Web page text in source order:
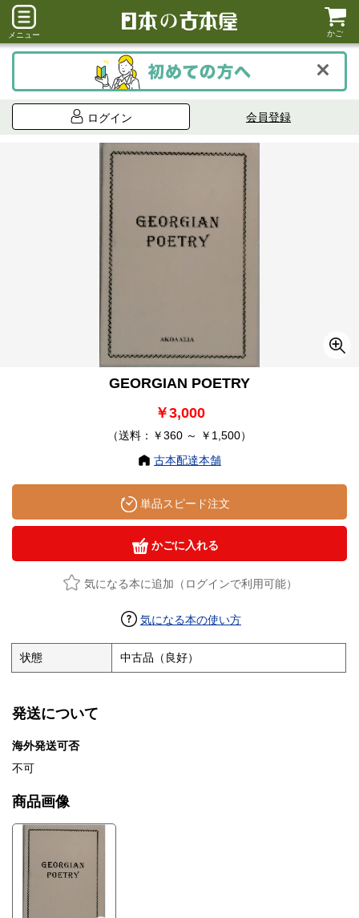
メニュー かご
ログイン 会員登録
GEORGIAN POETRY
￥3,000
（送料：￥360 ～ ￥1,500）
古本配達本舗
単品スピード注文
かごに入れる
気になる本に追加（ログインで利用可能）
気になる本の使い方
状態 中古品（良好）
発送について
海外発送可否
不可
商品画像